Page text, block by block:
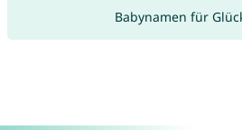
Babynamen für